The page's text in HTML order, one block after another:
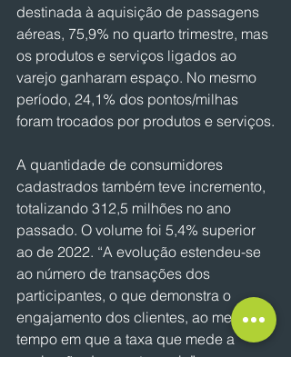
destinada à aquisição de passagens
aéreas, 75,9% no quarto trimestre, mas
os produtos e serviços ligados ao
varejo ganharam espaço. No mesmo
período, 24,1% dos pontos/milhas
foram trocados por produtos e serviços.
A quantidade de consumidores
cadastrados também teve incremento,
totalizando 312,5 milhões no ano
passado. O volume foi 5,4% superior
ao de 2022. “A evolução estendeu-se
ao número de transações dos
participantes, o que demonstra o
engajamento dos clientes, ao mesmo
tempo em que a taxa que mede a
expiração dos pontos caiu”,